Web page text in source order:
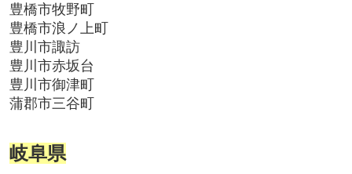
豊橋市牧野町
豊橋市浪ノ上町
豊川市諏訪
豊川市赤坂台
豊川市御津町
蒲郡市三谷町
岐阜県